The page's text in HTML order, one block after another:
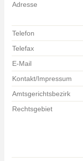
Adresse
Telefon
Telefax
E-Mail
Kontakt/Impressum
Amtsgerichtsbezirk
Rechtsgebiet